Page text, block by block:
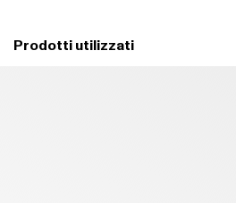
Prodotti utilizzati